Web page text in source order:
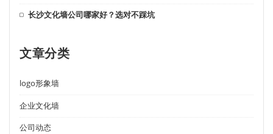
长沙文化墙公司哪家好？选对不踩坑
文章分类
logo形象墙
企业文化墙
公司动态